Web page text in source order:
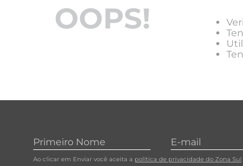
OOPS!
Ao clicar em Enviar você aceita a política de privacidade do Zona Sul
5
azeite
6º
detergente